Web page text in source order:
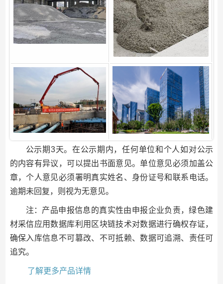
公示期3天。在公示期内，任何单位和个人如对公示
的内容有异议，可以提出书面意见。单位意见必须加盖公
章，个人意见必须署明真实姓名、身份证号和联系电话。
逾期未回复，则视为无意见。
注：产品申报信息的真实性由申报企业负责，绿色建
材采信应用数据库利用区块链技术对数据进行确权存证，
确保入库信息不可篡改、不可抵赖、数据可追溯、责任可
追究。
了解更多产品详情